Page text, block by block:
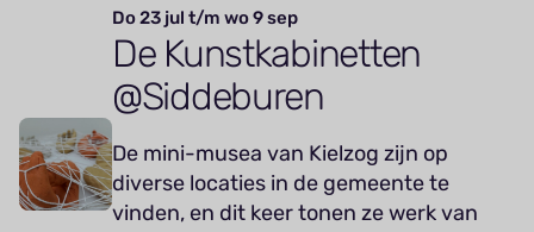
Do 23 jul t/m wo 9 sep
De Kunstkabinetten
@Siddeburen
De mini-musea van Kielzog zijn op
diverse locaties in de gemeente te
vinden, en dit keer tonen ze werk van